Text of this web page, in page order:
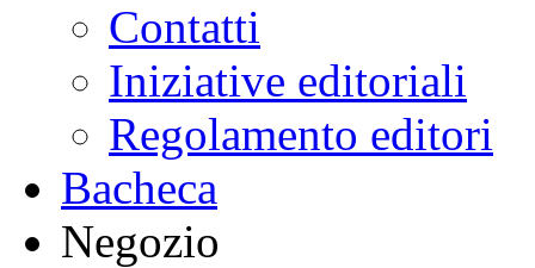
Contatti
Iniziative editoriali
Regolamento editori
Bacheca
Negozio